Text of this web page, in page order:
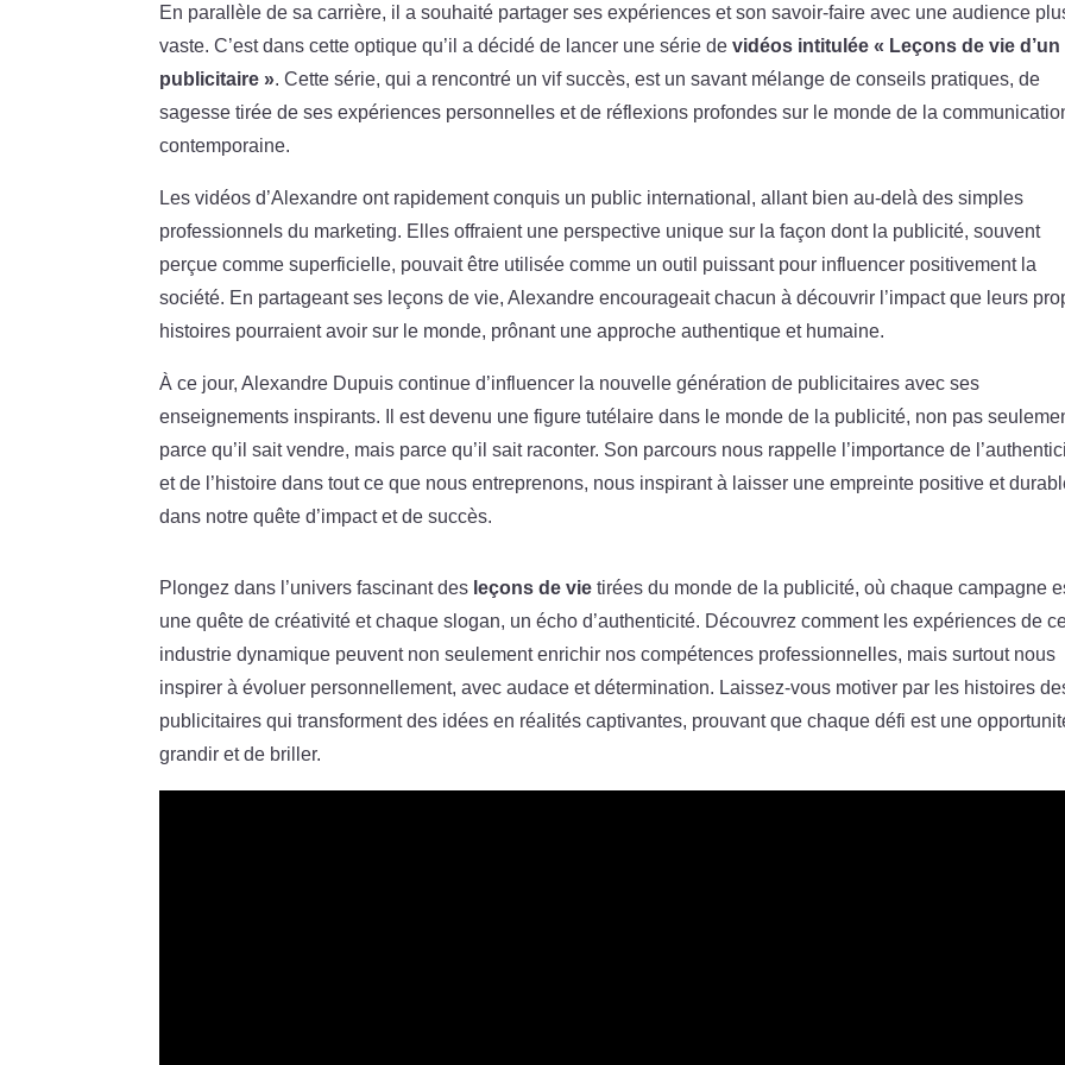
En parallèle de sa carrière, il a souhaité partager ses expériences et son savoir-faire avec une audience
vaste. C’est dans cette optique qu’il a décidé de lancer une série devidéos intitulée « Leçons de vie d’un
publicitaire ». Cette série, qui a rencontré un vif succès, est un savant mélange de conseils pratiques, de
sagesse tirée de ses expériences personnelles et de réflexions profondes sur le monde de la
contemporaine.
Les vidéos d’Alexandre ont rapidement conquis un public international, allant bien au-delà des simples
professionnels du marketing. Elles offraient une perspective unique sur la façon dont la publicité, souvent
perçue comme superficielle, pouvait être utilisée comme un outil puissant pour influencer positivement la
société. En partageant ses leçons de vie, Alexandre encourageait chacun à découvrir l’impact que leurs
histoires pourraient avoir sur le monde, prônant une approche authentique et humaine.
À ce jour, Alexandre Dupuis continue d’influencer la nouvelle génération de publicitaires avec ses
enseignements inspirants. Il est devenu une figure tutélaire dans le monde de la publicité, non pas
parce qu’il sait vendre, mais parce qu’il sait raconter. Son parcours nous rappelle l’importance de
et de l’histoire dans tout ce que nous entreprenons, nous inspirant à laisser une empreinte positive et
dans notre quête d’impact et de succès.
Plongez dans l’univers fascinant des leçons de vie tirées du monde de la publicité, où chaque campagne
une quête de créativité et chaque slogan, un écho d’authenticité. Découvrez comment les expériences de
industrie dynamique peuvent non seulement enrichir nos compétences professionnelles, mais surtout nous
inspirer à évoluer personnellement, avec audace et détermination. Laissez-vous motiver par les histoires
publicitaires qui transforment des idées en réalités captivantes, prouvant que chaque défi est une
grandir et de briller.